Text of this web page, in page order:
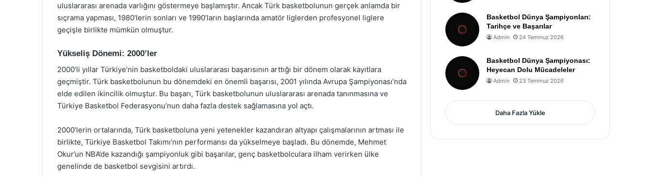
uluslararası arenada varlığını göstermeye başlamıştır. Ancak Türk basketbolunun gerçek anlamda bir
sıçrama yapması, 1980’lerin sonları ve 1990’ların başlarında amatör liglerden profesyonel liglere
geçişle birlikte mümkün olmuştur.
Yükseliş Dönemi: 2000’ler
2000’li yıllar Türkiye’nin basketboldaki uluslararası başarısının arttığı bir dönem olarak kayıtlara
geçmiştir. Türk basketbolunun bu dönemdeki en önemli başarısı, 2001 yılında Avrupa Şampiyonası’nda
elde edilen ikincilik olmuştur. Bu başarı, Türk basketbolunun uluslararası arenada tanınmasına ve
Türkiye Basketbol Federasyonu’nun daha fazla destek sağlamasına yol açtı.
2000’lerin ortalarında, Türk basketboluna yeni yetenekler kazandıran altyapı çalışmalarının artması ile
birlikte, Türkiye Basketbol Takımı’nın performansı da yükselmeye başladı. Bu dönemde, Mehmet
Okur’un NBA’de kazandığı şampiyonluk gibi başarılar, genç basketbolculara ilham verirken ülke
genelinde de basketbol sevgisini artırdı.
Basketbol Dünya Şampiyonları:
Tarihçe ve Başarılar
Admin 24 Temmuz 2026
Basketbol Dünya Şampiyonası:
Heyecan Dolu Mücadeleler
Admin 23 Temmuz 2026
Daha Fazla Yükle